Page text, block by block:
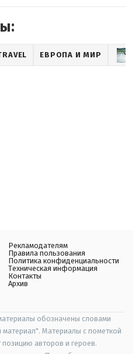
ЕВРОПА И МИР
Рекламодателям
Правила пользования
Политика конфиденциальности
Техническая информация
Контакты
Архив
обозначены словами
Материалы с пометкой
авторов и героев.